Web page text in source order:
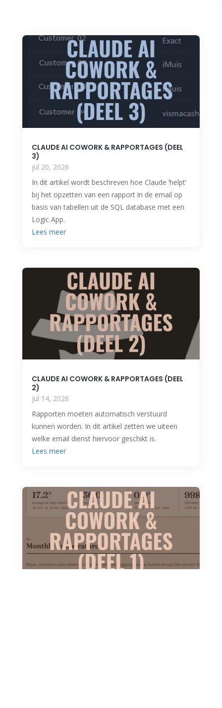
CLAUDE AI COWORK & RAPPORTAGES (DEEL
3)
jul 20, 2026
In dit artikel wordt beschreven hoe Claude ‘helpt’
bij het opzetten van een rapport in de email op
basis van tabellen uit de SQL database met een
Logic App.
Lees meer
CLAUDE AI COWORK & RAPPORTAGES (DEEL
2)
jul 14, 2026
Rapporten moeten automatisch verstuurd
kunnen worden. In dit artikel zetten we uiteen
welke email dienst hiervoor geschikt is.
Lees meer